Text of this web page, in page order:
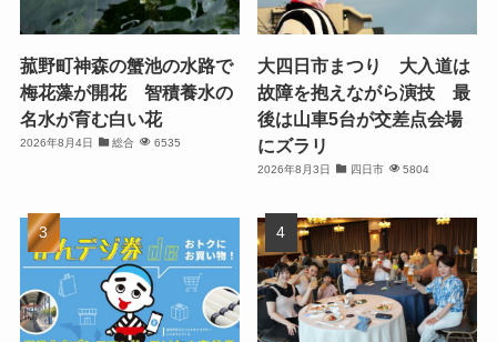
菰野町神森の蟹池の水路で
梅花藻が開花 智積養水の
名水が育む白い花
2026年8月4日 総合 6535
大四日市まつり 大入道は
故障を抱えながら演技 最
後は山車5台が交差点会場
にズラリ
2026年8月3日 四日市 5804